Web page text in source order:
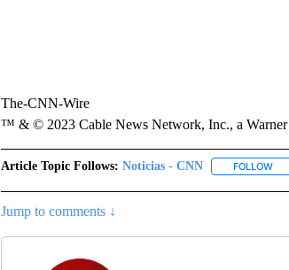
The-CNN-Wire
™ & © 2023 Cable News Network, Inc., a
Article Topic Follows: Noticias - CNN FOLLOW
Jump to comments ↓